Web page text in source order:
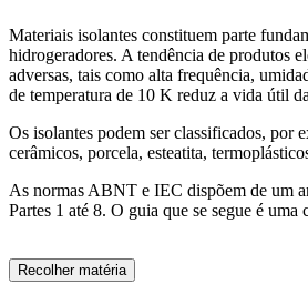
Materiais isolantes constituem parte
hidrogeradores. A tendência de produtos
adversas, tais como alta frequência,
de temperatura de 10 K reduz a vida útil
Os isolantes podem ser classificados, por
cerâmicos, porcela, esteatita,
As normas ABNT e IEC dispõem de um
Partes 1 até 8. O guia que se segue é
Recolher matéria